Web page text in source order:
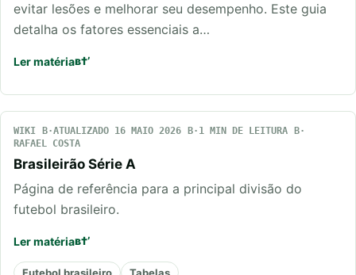
evitar lesões e melhorar seu desempenho. Este guia
detalha os fatores essenciais a…
Ler matéria
WIKI ATUALIZADO 16 MAIO 2026
1 MIN DE LEITURA
RAFAEL COSTA
Brasileirão Série A
Página de referência para a principal divisão do
futebol brasileiro.
Ler matéria
Futebol brasileiro Tabelas